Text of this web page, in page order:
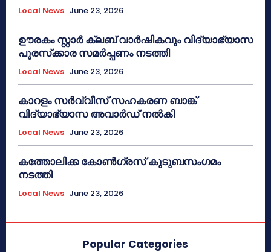
Local News June 23, 2026
ഊരകം സ്റ്റാർ ക്ലബ് വാർഷികവും വിദ്യാഭ്യാസ
പുരസ്‌ക്കാര സമർപ്പണം നടത്തി
Local News June 23, 2026
കാറളം സർവ്വീസ് സഹകരണ ബാങ്ക്
വിദ്യാഭ്യാസ അവാർഡ് നൽകി
Local News June 23, 2026
കത്തോലിക്ക കോൺഗ്രസ് കുടുബസംഗമം
നടത്തി
Local News June 23, 2026
Popular Categories